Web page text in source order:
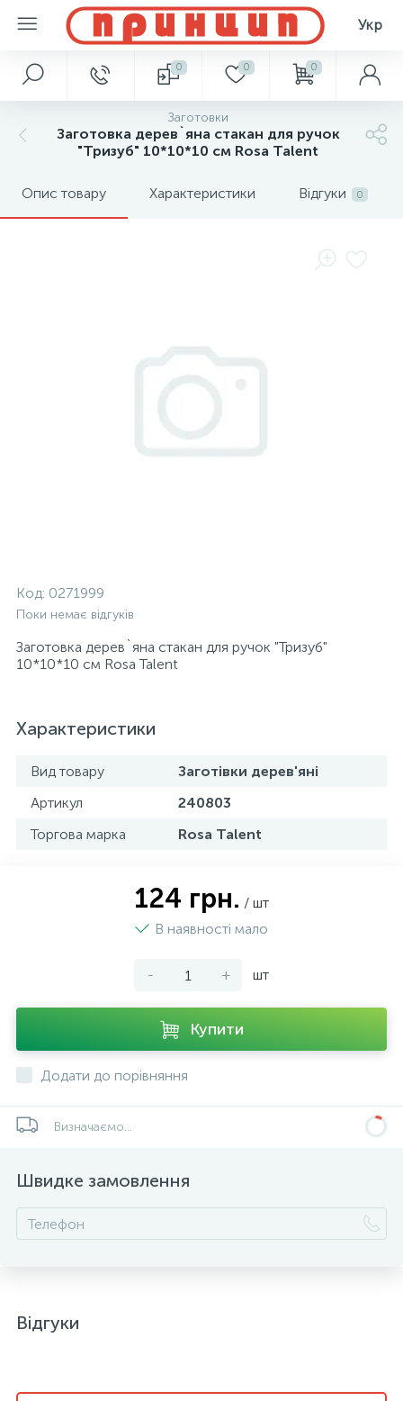
Укр
0 0 0
Заготовки
Заготовка дерев`яна стакан для ручок
"Тризуб" 10*10*10 см Rosa Talent
Опис товару Характеристики Відгуки 0
Код: 0271999
Поки немає відгуків
Заготовка дерев`яна стакан для ручок "Тризуб"
10*10*10 см Rosa Talent
Характеристики
Вид товару
Заготівки дерев'яні
Артикул
240803
Торгова марка
Rosa Talent
124 грн. / шт
В наявності мало
- + шт
Купити
Додати до порівняння
Визначаємо...
Швидке замовлення
Відгуки